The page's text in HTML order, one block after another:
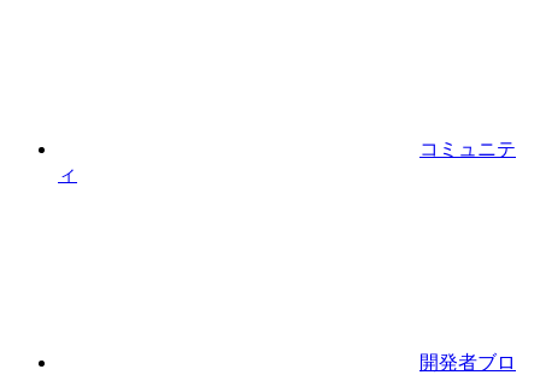
コミュニテ
ィ
開発者ブロ